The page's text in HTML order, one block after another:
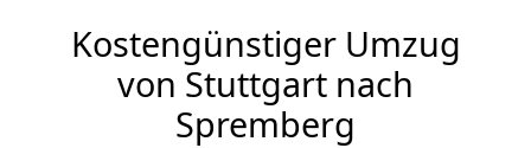
Kostengünstiger Umzug
von Stuttgart nach
Spremberg